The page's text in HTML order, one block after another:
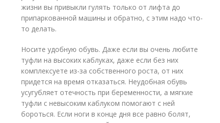
жизни вы привыкли гулять только от лифта до
припаркованной машины и обратно, с этим надо что-
то делать.
Носите удобную обувь. Даже если вы очень любите
туфли на высоких каблуках, даже если без них
комплексуете из-за собственного роста, от них
придется на время отказаться. Неудобная обувь
усугубляет отечность при беременности, а мягкие
туфли с невысоким каблуком помогают с ней
бороться. Если ноги в конце дня все равно болят,